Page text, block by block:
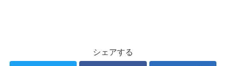
シェアする